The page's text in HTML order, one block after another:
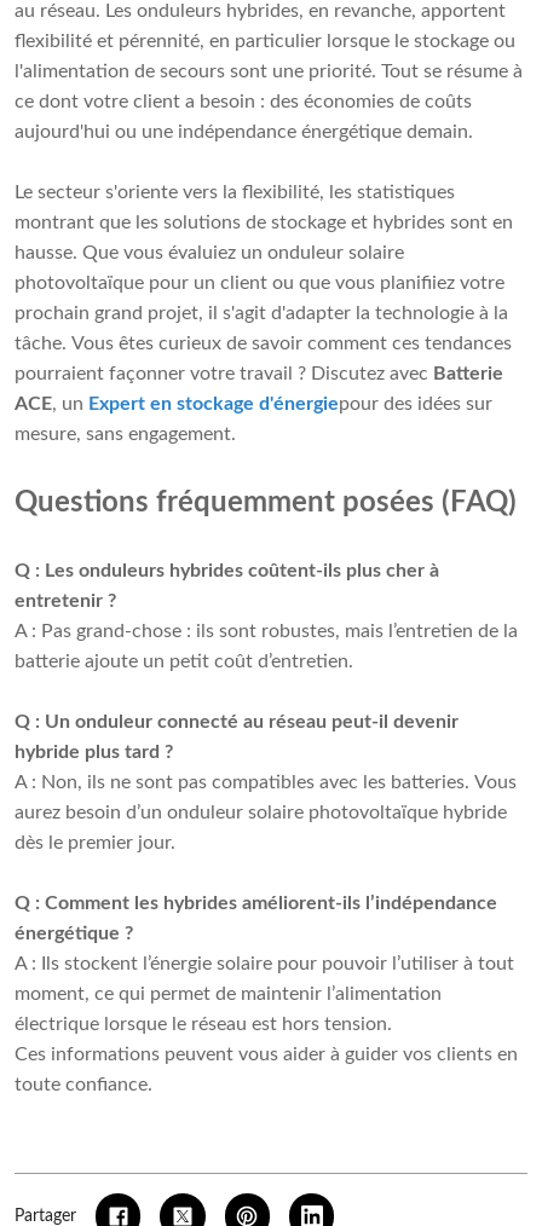
au réseau. Les onduleurs hybrides, en revanche, apportent
flexibilité et pérennité, en particulier lorsque le stockage ou
l'alimentation de secours sont une priorité. Tout se résume à
ce dont votre client a besoin : des économies de coûts
aujourd'hui ou une indépendance énergétique demain.
Le secteur s'oriente vers la flexibilité, les statistiques
montrant que les solutions de stockage et hybrides sont en
hausse. Que vous évaluiez un onduleur solaire
photovoltaïque pour un client ou que vous planifiiez votre
prochain grand projet, il s'agit d'adapter la technologie à la
tâche. Vous êtes curieux de savoir comment ces tendances
pourraient façonner votre travail ? Discutez avec Batterie
ACE, un Expert en stockage d'énergiepour des idées sur
mesure, sans engagement.
Questions fréquemment posées (FAQ)
Q : Les onduleurs hybrides coûtent-ils plus cher à
entretenir ?
A : Pas grand-chose : ils sont robustes, mais l’entretien de la
batterie ajoute un petit coût d’entretien.
Q : Un onduleur connecté au réseau peut-il devenir
hybride plus tard ?
A : Non, ils ne sont pas compatibles avec les batteries. Vous
aurez besoin d’un onduleur solaire photovoltaïque hybride
dès le premier jour.
Q : Comment les hybrides améliorent-ils l’indépendance
énergétique ?
A : Ils stockent l’énergie solaire pour pouvoir l’utiliser à tout
moment, ce qui permet de maintenir l’alimentation
électrique lorsque le réseau est hors tension.
Ces informations peuvent vous aider à guider vos clients en
toute confiance.
Partager